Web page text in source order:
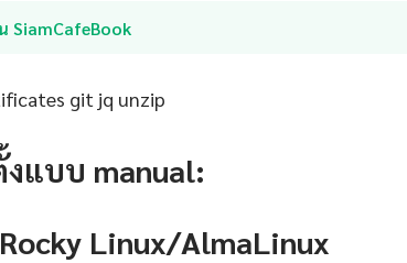
SiamCafeBook
git jq unzip
แบบ manual:
Linux/AlmaLinux